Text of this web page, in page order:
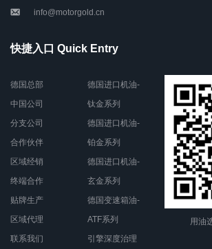
info@motorgold.cn
快捷入口 Quick Entry
德国总部
中国公司
分支公司
合作伙伴
区域经销
终端合作
贴牌生产
区域代理
联系我们
德国进口机油-
钛金系列
德国进口机油-
铂金系列
德国进口机油-
玄金系列
德国变速箱油-
ATF系列
引擎深度治理
用油